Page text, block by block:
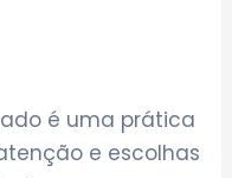
é uma prática
e escolhas